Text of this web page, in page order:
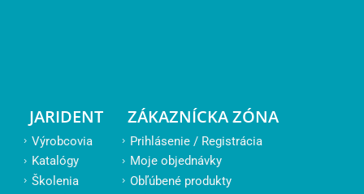
JARIDENT
Výrobcovia
Katalógy
Školenia
ZÁKAZNÍCKA ZÓNA
Prihlásenie / Registrácia
Moje objednávky
Obľúbené produkty